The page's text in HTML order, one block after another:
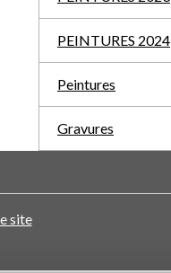
PEINTURES 2024
Peintures
Gravures
site